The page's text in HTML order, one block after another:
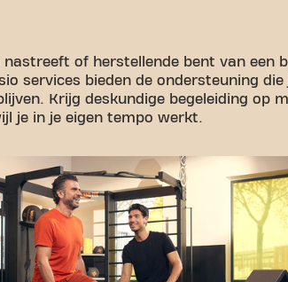
nastreeft of herstellende bent van een
services bieden de ondersteuning die
Krijg deskundige begeleiding op
je in je eigen tempo werkt.